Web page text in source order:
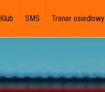
Klub SMS
Trener osiedlowy